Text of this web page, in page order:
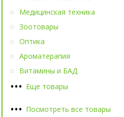
••• Еще товары
Медицинская техника
Зоотовары
Оптика
Ароматерапия
Витамины и БАД
••• Посмотреть все товары